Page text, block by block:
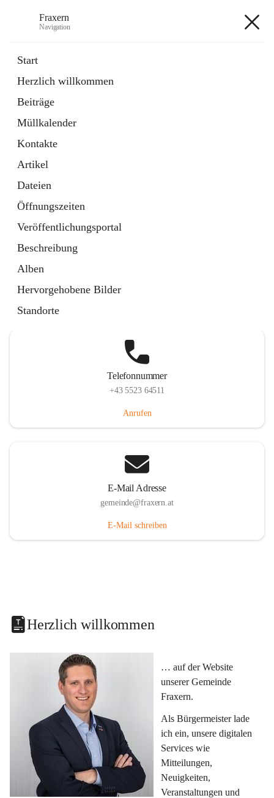
Fraxern
Navigation
Start
Herzlich willkommen
Beiträge
Müllkalender
Kontakte
Artikel
Dateien
Öffnungszeiten
Veröffentlichungsportal
Beschreibung
Alben
Hervorgehobene Bilder
Standorte
Ordner
in
Tab
Formulare
Artikel
öffnet
in
neuem
Tab
Telefonnummer
+43 5523 64511
Anrufen
E-Mail Adresse
gemeinde@fraxern.at
E-Mail schreiben
Herzlich willkommen
… auf der Website
unserer Gemeinde
Fraxern.
Als Bürgermeister lade
ich ein, unsere digitalen
Services wie
Mitteilungen,
Neuigkeiten,
Veranstaltungen und